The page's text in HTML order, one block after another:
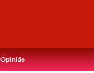
Opinião